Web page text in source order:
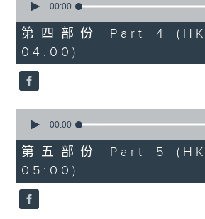
seconds
55
minutes,
9
seconds
00:00
第四部份 Part 4
04:00)
seconds
55
minutes,
9
seconds
00:00
第五部份 Part 5
05:00)